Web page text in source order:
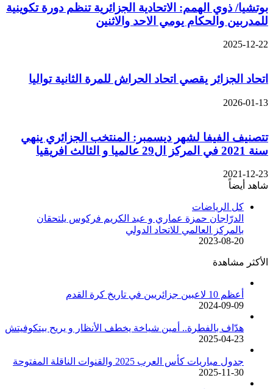
بوتشيا/ ذوي الهمم: الاتحادية الجزائرية تنظم دورة تكوينية
للمدربين والحكام يومي الاحد والاثنين
2025-12-22
اتحاد الجزائر يقصي اتحاد الحراش للمرة الثانية تواليا
2026-01-13
تتصنيف الفيفا لشهر ديسمبر: المنتخب الجزائري ينهي
سنة 2021 في المركز ال29 عالميا و الثالث افريقيا
2021-12-23
شاهد أيضاً
كل الرياضات
الدرّاجان حمزة عماري و عبد الكريم فركوس يلتحقان
بالمركز العالمي للاتحاد الدولي
2023-08-20
الأكثر مشاهدة
أعظم 10 لاعبين جزائريين في تاريخ كرة القدم
2024-09-09
هدّاف بالفطرة.. أمين شياخة يخطف الأنظار و يريح بيتكوفيتش
2025-04-23
جدول مباريات كأس العرب 2025 والقنوات الناقلة المفتوحة
2025-11-30